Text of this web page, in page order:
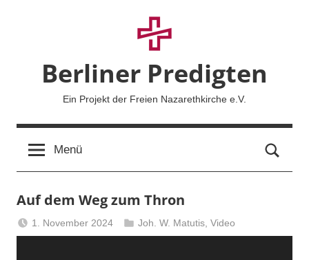
Berliner Predigten
Ein Projekt der Freien Nazarethkirche e.V.
Menü
Auf dem Weg zum Thron
1. November 2024
Berliner
Joh. W. Matutis ,Video